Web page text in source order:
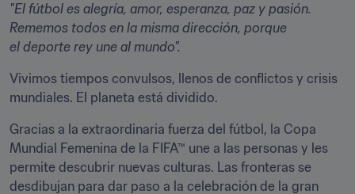
"El fútbol es alegría, amor, esperanza, paz y pasión.
Rememos todos en la misma dirección, porque
el deporte rey une al mundo".
Vivimos tiempos convulsos, llenos de conflictos y crisis
mundiales. El planeta está dividido.
Gracias a la extraordinaria fuerza del fútbol, la Copa
Mundial Femenina de la FIFA™ une a las personas y les
permite descubrir nuevas culturas. Las fronteras se
desdibujan para dar paso a la celebración de la gran